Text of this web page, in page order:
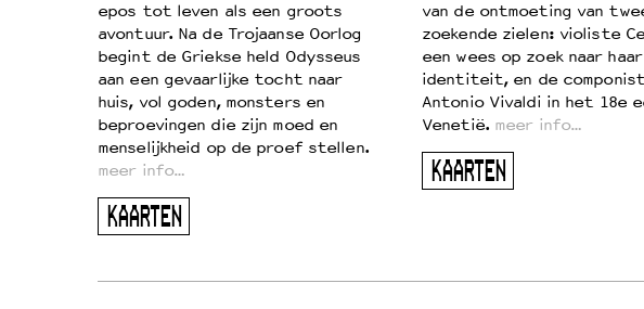
epos tot leven als een groots
avontuur. Na de Trojaanse Oorlog
begint de Griekse held Odysseus
aan een gevaarlijke tocht naar
huis, vol goden, monsters en
beproevingen die zijn moed en
menselijkheid op de proef stellen.
meer info…
KAARTEN
van de ontmoeting van
zoekende zielen: violiste
een wees op zoek naar
identiteit, en de componist
Antonio Vivaldi in het 18e
Venetië. meer info…
KAARTEN